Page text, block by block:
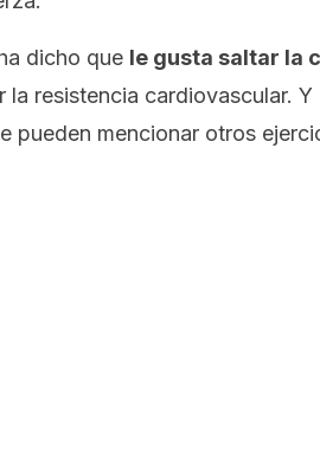
dicho que le gusta saltar la
la resistencia cardiovascular.
pueden mencionar otros